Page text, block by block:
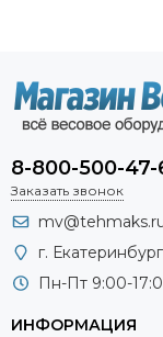
8-800-500-47-
Заказать звонок
г.
Пн-Пт 9:00-
ИНФОРМАЦИЯ